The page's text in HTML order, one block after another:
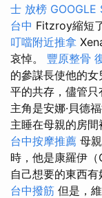
士 放榜 GOOGLE
台中 Fitzroy縮短
叮噹附近推拿
哀悼。 豐原整骨
的參謀長使他的
平的共存，儘管只
主角是安娜·貝德
主睡在母親的房間
台中按摩推薦 母
時，他是康羅伊
自己想要的東西有
台中撥筋 但是，